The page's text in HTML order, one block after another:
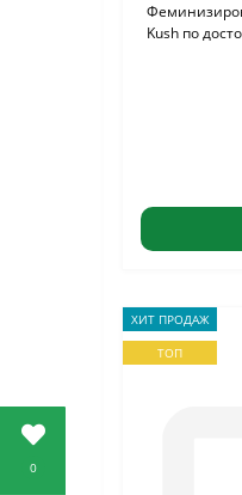
0
Kush по
ХИТ ПРОДАЖ
ТОП